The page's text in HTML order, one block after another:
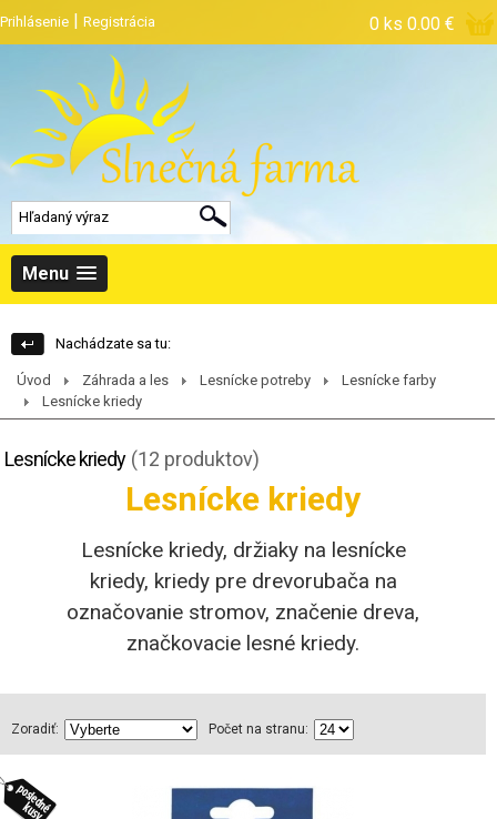
Prihlásenie | Registrácia 0 ks 0.00 €
Menu
Nachádzate sa tu:
Úvod Záhrada a les Lesnícke potreby
Lesnícke farby
Lesnícke kriedy
Lesnícke kriedy (12 produktov)
Lesnícke kriedy
Lesnícke kriedy, držiaky na lesnícke
kriedy, kriedy pre drevorubača na
označovanie stromov, značenie dreva,
značkovacie lesné kriedy.
Zoradiť: Počet na stranu: